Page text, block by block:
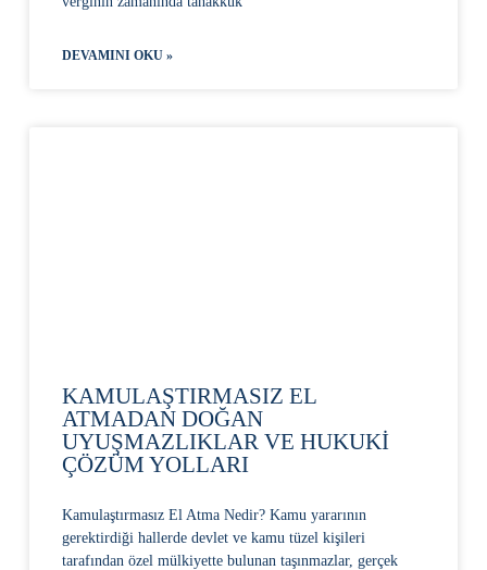
DEVAMINI OKU »
KAMULAŞTIRMASIZ EL
ATMADAN DOĞAN
UYUŞMAZLIKLAR VE HUKUKİ
ÇÖZÜM YOLLARI
Kamulaştırmasız El Atma Nedir? Kamu yararının
gerektirdiği hallerde devlet ve kamu tüzel kişileri
tarafından özel mülkiyette bulunan taşınmazlar, gerçek